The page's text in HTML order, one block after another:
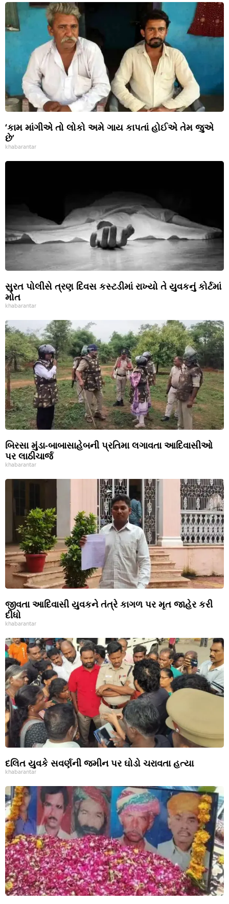
‘કામ માંગીએ તો લોકો અમે ગાય કાપતાં હોઈએ તેમ જુએ
છે’
khabarantar
સુરત પોલીસે ત્રણ દિવસ કસ્ટડીમાં રાખ્યો તે યુવકનું કોર્ટમાં
મોત
khabarantar
બિરસા મુંડા-બાબાસાહેબની પ્રતિમા લગાવતા આદિવાસીઓ
પર લાઠીચાર્જ
khabarantar
જીવતા આદિવાસી યુવકને તંત્રે કાગળ પર મૃત જાહેર કરી
દીધો
khabarantar
દલિત યુવકે સવર્ણની જમીન પર ઘોડો ચરાવતા હત્યા
khabarantar